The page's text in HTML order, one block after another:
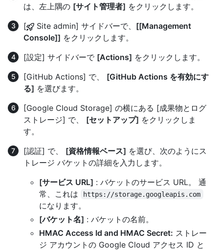
は、左上隅の [サイト管理者] をクリックします。
[
Site admin] サイドバーで、 [[Management
Console]] をクリックします。
[設定] サイドバーで [Actions] をクリックします。
[GitHub Actions] で、 [GitHub Actions を有効にす
る] を選びます。
[Google Cloud Storage] の横にある [成果物とログ
ストレージ] で、 [セットアップ] をクリックしま
す。
[認証] で、 [資格情報ベース] を選び、次のようにス
トレージ バケットの詳細を入力します。
[サービス URL] : バケットのサービス URL。 通
常、これは
https://storage.googleapis.com
になります。
[バケット名] : バケットの名前。
HMAC Access Id and HMAC Secret: ストレー
ジ アカウントの Google Cloud アクセス ID と